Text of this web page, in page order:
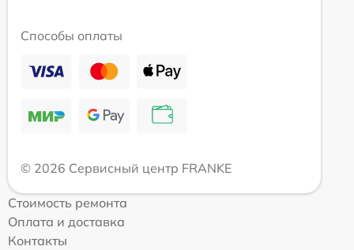
Способы оплаты
© 2026 Сервисный центр FRANKE
Стоимость ремонта
Оплата и доставка
Контакты